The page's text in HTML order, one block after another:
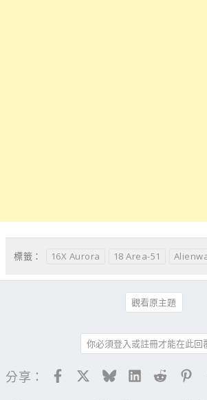
標籤： 16X Aurora 18 Area-51
觀看原主題
你必須登入或註冊才能在此回
分享： FacebookBlueskyLinkedIn
Reddit